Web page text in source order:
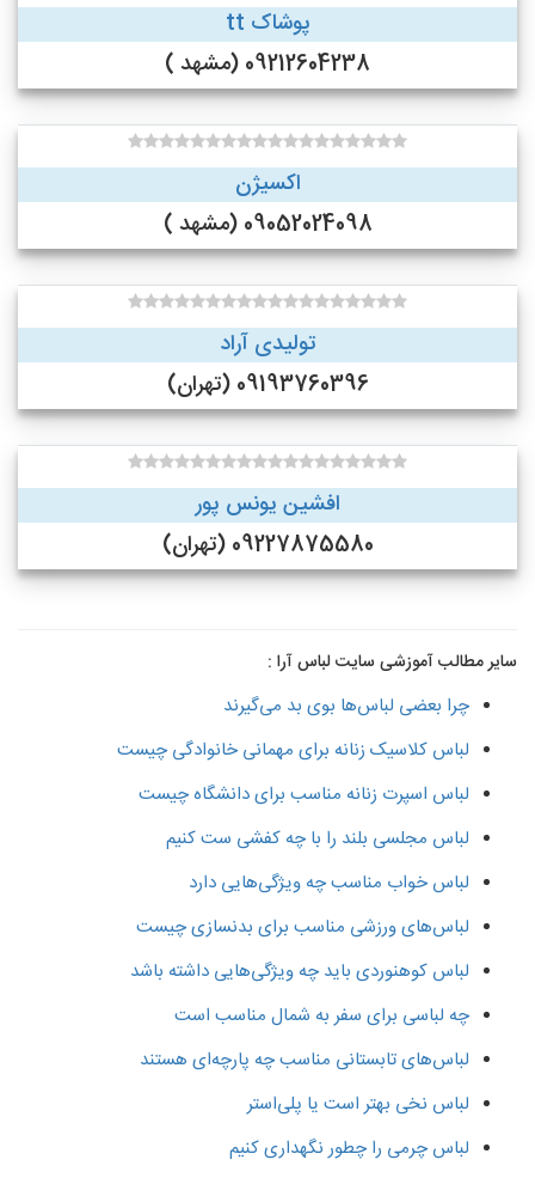
پوشاک tt
09212604238 (مشهد )
اکسیژن
09052024098 (مشهد )
تولیدی آراد
09193760396 (تهران)
افشین یونس پور
09227875580 (تهران)
سایر مطالب آموزشی سایت لباس آرا :
چرا بعضی لباس‌ها بوی بد می‌گیرند
لباس کلاسیک زنانه برای مهمانی خانوادگی چیست
لباس اسپرت زنانه مناسب برای دانشگاه چیست
لباس مجلسی بلند را با چه کفشی ست کنیم
لباس خواب مناسب چه ویژگی‌هایی دارد
لباس‌های ورزشی مناسب برای بدنسازی چیست
لباس کوهنوردی باید چه ویژگی‌هایی داشته باشد
چه لباسی برای سفر به شمال مناسب است
لباس‌های تابستانی مناسب چه پارچه‌ای هستند
لباس نخی بهتر است یا پلی‌استر
لباس چرمی را چطور نگهداری کنیم